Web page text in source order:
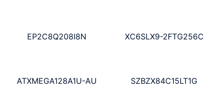
EP2C8Q208I8N XC6SLX9-2FTG256C
ATXMEGA128A1U-AU SZBZX84C15LT1G